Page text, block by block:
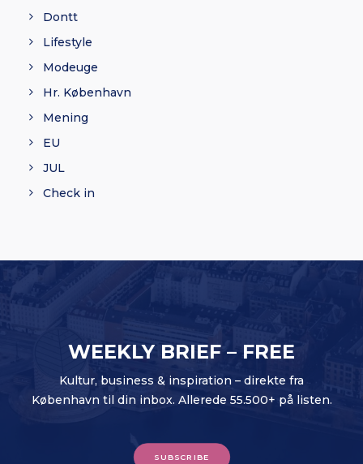
Dontt
Lifestyle
Modeuge
Hr. København
Mening
EU
JUL
Check in
WEEKLY BRIEF – FREE
Kultur, business & inspiration – direkte fra
København til din inbox. Allerede 55.500+ på listen.
SUBSCRIBE